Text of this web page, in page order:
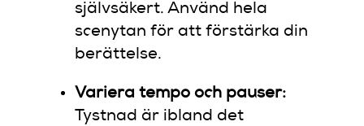
självsäkert. Använd hela
scenytan för att förstärka din
berättelse.
Variera tempo och pauser:
Tystnad är ibland det